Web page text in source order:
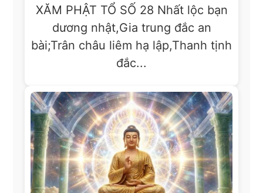
XĂM PHẬT TỔ SỐ 28 Nhất lộc bạn
dương nhật,Gia trung đắc an
bài;Trân châu liêm hạ lập,Thanh tịnh
đắc...